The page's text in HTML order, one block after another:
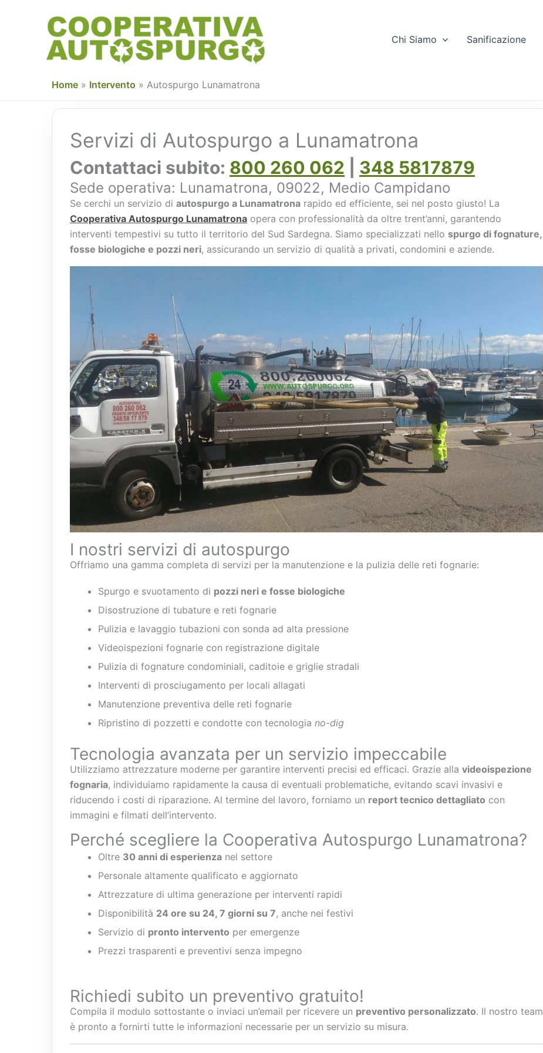
Chi Siamo Sanificazione
Home » Intervento » Autospurgo Lunamatrona
Servizi di Autospurgo a Lunamatrona
Contattaci subito: 800 260 062 348 5817879
Sede operativa: Lunamatrona, 09022, Medio Campidano
Se cerchi un servizio di autospurgo a Lunamatrona rapido ed efficiente, sei nel posto giusto! La
Cooperativa Autospurgo Lunamatrona opera con professionalità da oltre trent’anni, garantendo
interventi tempestivi su tutto il territorio del Sud Sardegna. Siamo specializzati nello spurgo di fognature,
fosse biologiche e pozzi neri, assicurando un servizio di qualità a privati, condomini e aziende.
I nostri servizi di autospurgo
Offriamo una gamma completa di servizi per la manutenzione e la pulizia delle reti fognarie:
Spurgo e svuotamento di pozzi neri e fosse biologiche
Disostruzione di tubature e reti fognarie
Pulizia e lavaggio tubazioni con sonda ad alta pressione
Videoispezioni fognarie con registrazione digitale
Pulizia di fognature condominiali, caditoie e griglie stradali
Interventi di prosciugamento per locali allagati
Manutenzione preventiva delle reti fognarie
Ripristino di pozzetti e condotte con tecnologia no-dig
Tecnologia avanzata per un servizio impeccabile
Utilizziamo attrezzature moderne per garantire interventi precisi ed efficaci. Grazie alla videoispezione
fognaria, individuiamo rapidamente la causa di eventuali problematiche, evitando scavi invasivi e
riducendo i costi di riparazione. Al termine del lavoro, forniamo un report tecnico dettagliato con
immagini e filmati dell’intervento.
Perché scegliere la Cooperativa Autospurgo Lunamatrona?
Oltre 30 anni di esperienza nel settore
Personale altamente qualificato e aggiornato
Attrezzature di ultima generazione per interventi rapidi
Disponibilità 24 ore su 24, 7 giorni su 7, anche nei festivi
Servizio di pronto intervento per emergenze
Prezzi trasparenti e preventivi senza impegno
Richiedi subito un preventivo gratuito!
Compila il modulo sottostante o inviaci un’email per ricevere un preventivo personalizzato. Il nostro team
è pronto a fornirti tutte le informazioni necessarie per un servizio su misura.